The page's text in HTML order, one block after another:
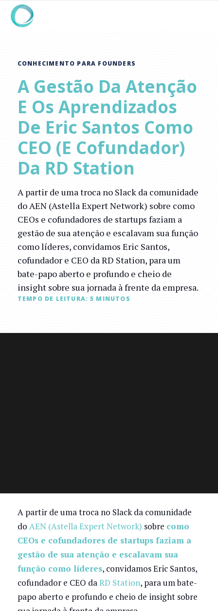
CONHECIMENTO PARA FOUNDERS
A Gestão Da Atenção
E Os Aprendizados
De Eric Santos Como
CEO (e Cofundador)
Da RD Station
A partir de uma troca no Slack da comunidade
do AEN (Astella Expert Network) sobre como
CEOs e cofundadores de startups faziam a
gestão de sua atenção e escalavam sua função
como líderes, convidamos Eric Santos,
cofundador e CEO da RD Station, para um
bate-papo aberto e profundo e cheio de
insight sobre sua jornada à frente da empresa.
TEMPO DE LEITURA: 5 MINUTOS
A partir de uma troca no Slack da comunidade
do AEN (Astella Expert Network) sobre como
CEOs e cofundadores de startups faziam a
gestão de sua atenção e escalavam sua
função como líderes, convidamos Eric Santos,
cofundador e CEO daRD Station, para um bate-
papo aberto e profundo e cheio de insight sobre